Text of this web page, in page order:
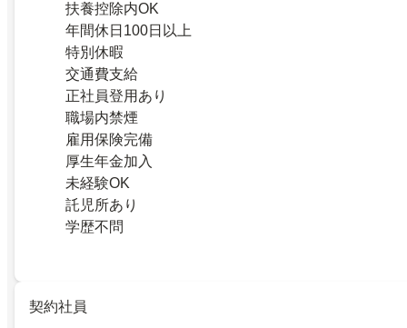
扶養控除内OK
年間休日100日以上
特別休暇
交通費支給
正社員登用あり
職場内禁煙
雇用保険完備
厚生年金加入
未経験OK
託児所あり
学歴不問
契約社員